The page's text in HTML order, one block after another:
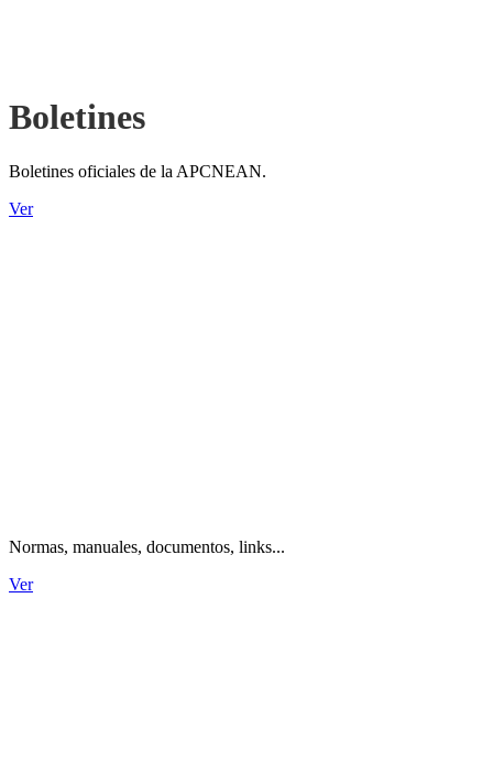
Boletines
Boletines oficiales de la APCNEAN.
Ver
Normas, manuales, documentos, links...
Ver